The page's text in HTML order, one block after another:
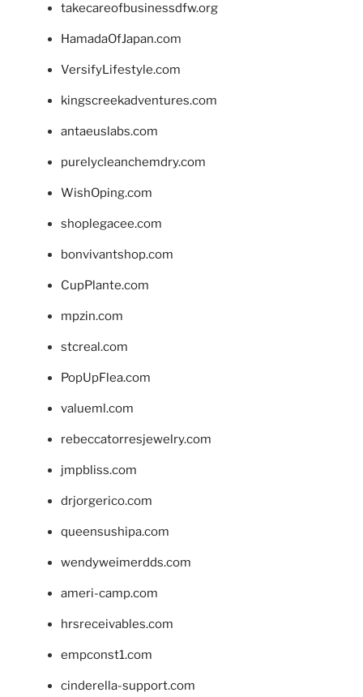
takecareofbusinessdfw.org
HamadaOfJapan.com
VersifyLifestyle.com
kingscreekadventures.com
antaeuslabs.com
purelycleanchemdry.com
WishOping.com
shoplegacee.com
bonvivantshop.com
CupPlante.com
mpzin.com
stcreal.com
PopUpFlea.com
valueml.com
rebeccatorresjewelry.com
jmpbliss.com
drjorgerico.com
queensushipa.com
wendyweimerdds.com
ameri-camp.com
hrsreceivables.com
empconst1.com
cinderella-support.com